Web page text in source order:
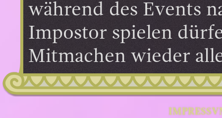
während des Events
Impostor spielen
Mitmachen wieder